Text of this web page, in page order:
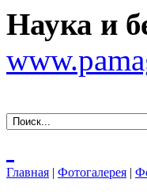
Наука и
Главная | Фотогалерея |